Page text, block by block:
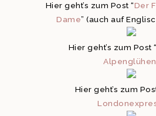
Hier geht’s zum Post “Der
Dame” (auch auf
Hier geht’s zum Post “
Alpenglühen
Hier geht’s zum